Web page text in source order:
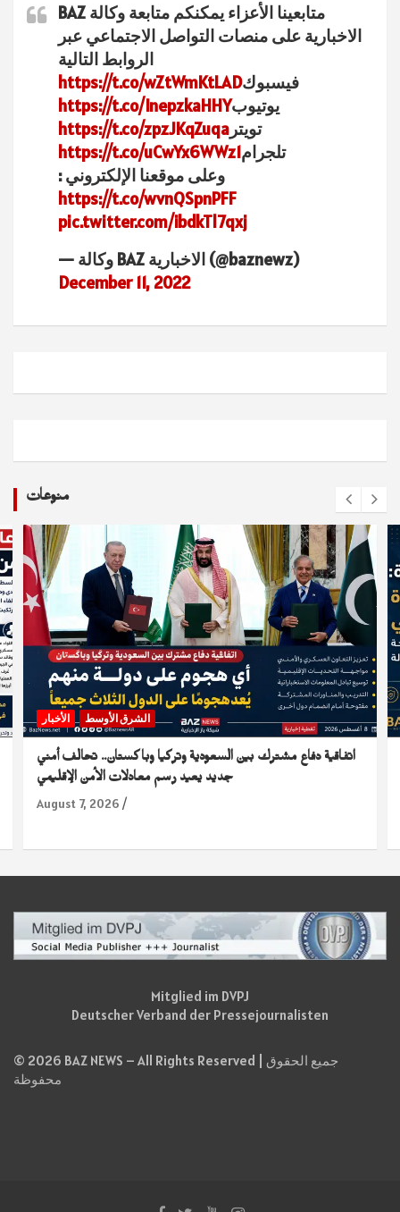
متابعينا الأعزاء يمكنكم متابعة وكالة BAZ
الاخبارية على منصات التواصل الاجتماعي عبر
الروابط التالية
فيسبوكhttps://t.co/wZtWmKtLAD
يوتيوبhttps://t.co/InepzkaHHY
تويتر https://t.co/zpzJKqZuqa
تلجرامhttps://t.co/uCwYx6WWz1
وعلى موقعنا الإلكتروني :
https://t.co/wvnQSpnPFF
pic.twitter.com/ibdkTl7qxj
— وكالة BAZ الاخبارية (@baznewz)
December 11, 2022
منوعات
الأخبار الشرق الأوسط
اتفاقية دفاع مشترك بين السعودية وتركيا وباكستان.. تحالف أمني
جديد يعيد رسم معادلات الأمن الإقليمي
August 7, 2026
Mitglied im DVPJ
Deutscher Verband der Pressejournalisten
© 2026 BAZ NEWS – All Rights Reserved | جميع الحقوق
محفوظة